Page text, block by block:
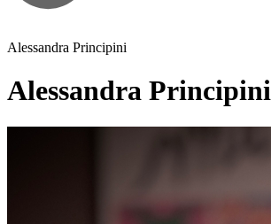
Alessandra Principini
Alessandra Principini